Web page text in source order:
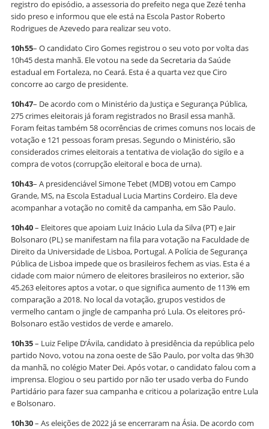
registro do episódio, a assessoria do prefeito nega que Zezé tenha
sido preso e informou que ele está na Escola Pastor Roberto
Rodrigues de Azevedo para realizar seu voto.
10h55– O candidato Ciro Gomes registrou o seu voto por volta das
10h45 desta manhã. Ele votou na sede da Secretaria da Saúde
estadual em Fortaleza, no Ceará. Esta é a quarta vez que Ciro
concorre ao cargo de presidente.
10h47– De acordo com o Ministério da Justiça e Segurança Pública,
275 crimes eleitorais já foram registrados no Brasil essa manhã.
Foram feitas também 58 ocorrências de crimes comuns nos locais de
votação e 121 pessoas foram presas. Segundo o Ministério, são
considerados crimes eleitorais a tentativa de violação do sigilo e a
compra de votos (corrupção eleitoral e boca de urna).
10h43– A presidenciável Simone Tebet (MDB) votou em Campo
Grande, MS, na Escola Estadual Lucia Martins Cordeiro. Ela deve
acompanhar a votação no comitê da campanha, em São Paulo.
10h40– Eleitores que apoiam Luiz Inácio Lula da Silva (PT) e Jair
Bolsonaro (PL) se manifestam na fila para votação na Faculdade de
Direito da Universidade de Lisboa, Portugal. A Polícia de Segurança
Pública de Lisboa impede que os brasileiros fechem as vias. Esta é a
cidade com maior número de eleitores brasileiros no exterior, são
45.263 eleitores aptos a votar, o que significa aumento de 113% em
comparação a 2018. No local da votação, grupos vestidos de
vermelho cantam o jingle de campanha pró Lula. Os eleitores pró-
Bolsonaro estão vestidos de verde e amarelo.
10h35– Luiz Felipe D’Ávila, candidato à presidência da república pelo
partido Novo, votou na zona oeste de São Paulo, por volta das 9h30
da manhã, no colégio Mater Dei. Após votar, o candidato falou com a
imprensa. Elogiou o seu partido por não ter usado verba do Fundo
Partidário para fazer sua campanha e criticou a polarização entre Lula
e Bolsonaro.
10h30– As eleições de 2022 já se encerraram na Ásia. De acordo com